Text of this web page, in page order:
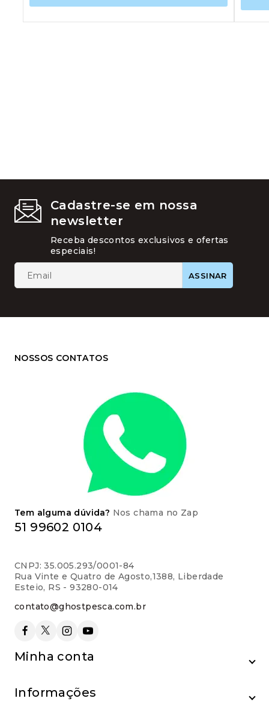
tem
Cadastre-se em nossa
newsletter
Receba descontos exclusivos e ofertas
especiais!
NOSSOS CONTATOS
Tem alguma dúvida? Nos chama no Zap
51 99602 0104
CNPJ: 35.005.293/0001-84
Rua Vinte e Quatro de Agosto,1388, Liberdade
Esteio, RS - 93280-014
contato@ghostpesca.com.br
Minha conta
Informações